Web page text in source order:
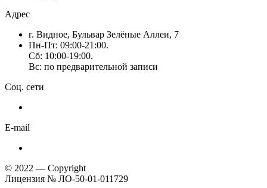
Адрес
г. Видное, Бульвар Зелёные Аллеи, 7
Пн-Пт: 09:00-21:00.
Сб: 10:00-19:00.
Вс: по предварительной записи
Соц. сети
E-mail
© 2022 — Copyright
Лицензия № ЛО-50-01-011729